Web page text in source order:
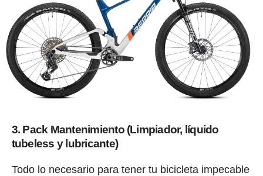
3. Pack Mantenimiento (Limpiador, líquido
tubeless y lubricante)
Todo lo necesario para tener tu bicicleta impecable